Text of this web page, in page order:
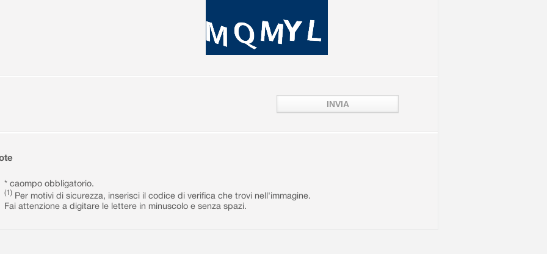
* caompo obbligatorio.
(1) Per motivi di sicurezza, inserisci il codice di verifica che trovi nell'immagine.
Fai attenzione a digitare le lettere in minuscolo e senza spazi.